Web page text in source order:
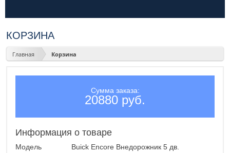
КОРЗИНА
Главная Корзина
Сумма заказа:
20880 руб.
Информация о товаре
Модель
Buick Encore Внедорожник 5 дв.